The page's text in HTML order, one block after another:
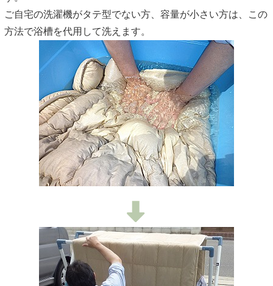
ご自宅の洗濯機がタテ型でない方、容量が小さい方は、この
方法で浴槽を代用して洗えます。